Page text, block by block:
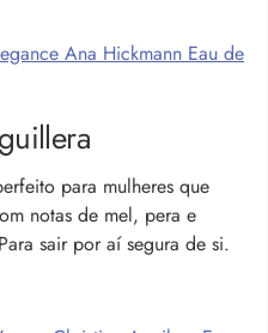
Ana Hickmann Eau de
para mulheres que
notas de mel, pera e
sair por aí segura de si.